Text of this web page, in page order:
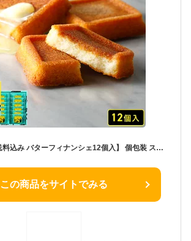
お菓子 ギフト【送料込み バターフィナンシェ12個入】 個包装 スイーツ フィナンシェ 焼き菓子 洋菓子 内祝 お祝 出産祝 お礼 おしゃれ 退職 菓子折り ご挨拶 ギフト バターバトラー お供え お中元 御中元 夏ギフト 暑中見舞い
この商品をサイトでみる